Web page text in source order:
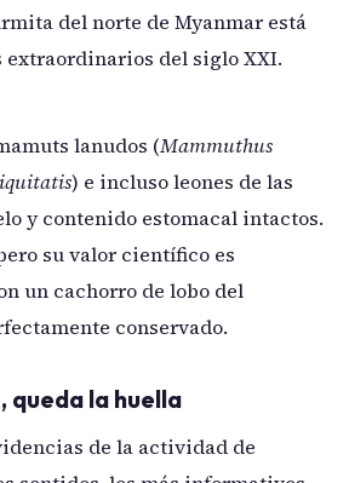
del norte de Myanmar está
del siglo XXI.
lanudos (Mammuthus
) e incluso leones de las
y contenido estomacal intactos.
su valor científico es
un cachorro de lobo del
conservado.
queda la huella
de la actividad de